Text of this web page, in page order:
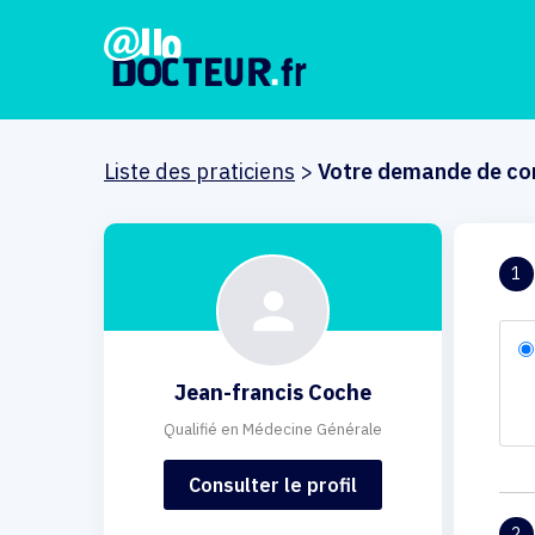
Liste des praticiens > Votre demande de
Jean-francis Coche
Qualifié en Médecine Générale
Consulter le profil
1